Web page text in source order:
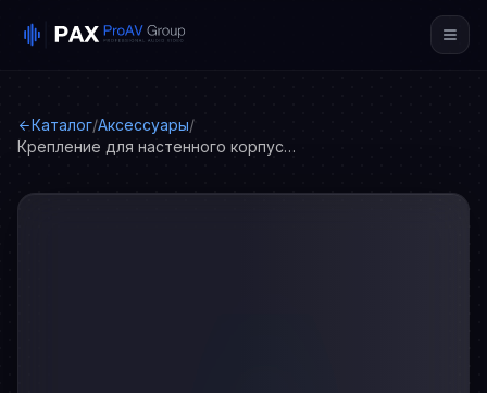
Каталог/Аксессуары/
Крепление для настенного корпусного громкоговорителя JD 40/ТW, металл, белый